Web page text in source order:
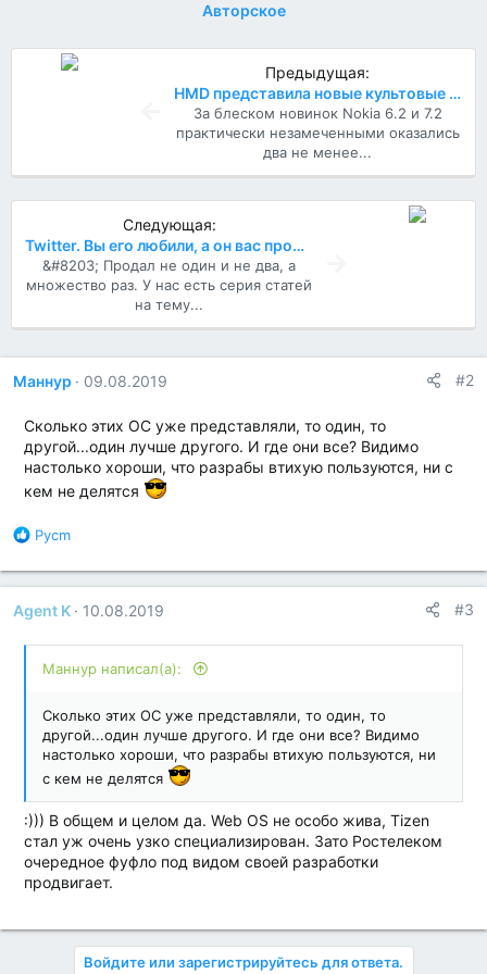
Авторское
Предыдущая:
HMD представила новые культовые телефоны
За блеском новинок Nokia 6.2 и 7.2
практически незамеченными оказались
два не менее...
Следующая:
Twitter. Вы его любили, а он вас продал
&#8203; Продал не один и не два, а
множество раз. У нас есть серия статей
на тему...
Маннур 09.08.2019 #2
Сколько этих ОС уже представляли, то один, то
другой...один лучше другого. И где они все? Видимо
настолько хороши, что разрабы втихую пользуются, ни с
кем не делятся
Б
а
г
о
а
Pycm
Agent K 10.08.2019 #3
Маннур написал(а):
Сколько этих ОС уже представляли, то один, то
другой...один лучше другого. И где они все? Видимо
настолько хороши, что разрабы втихую пользуются, ни
с кем не делятся
:))) В общем и целом да. Web OS не особо жива, Tizen
стал уж очень узко специализирован. Зато Ростелеком
очередное фуфло под видом своей разработки
продвигает.
Войдите или зарегистрируйтесь для ответа.